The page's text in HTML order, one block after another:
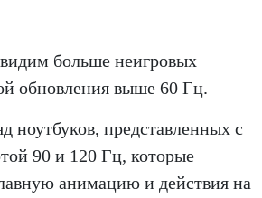
больше неигровых
обновления выше 60 Гц.
представленных с
90 и 120 Гц, которые
анимацию и действия на